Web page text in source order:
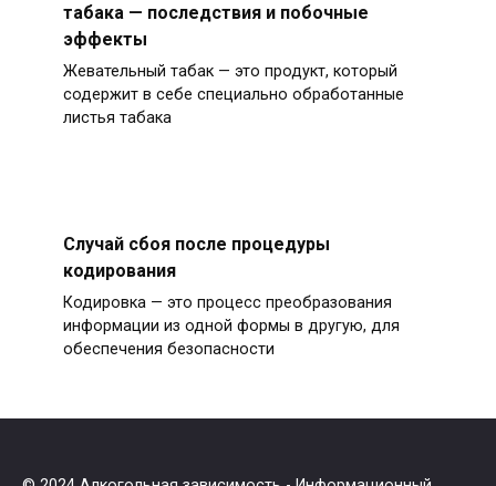
табака — последствия и побочные
эффекты
Жевательный табак — это продукт, который
содержит в себе специально обработанные
листья табака
Случай сбоя после процедуры
кодирования
Кодировка — это процесс преобразования
информации из одной формы в другую, для
обеспечения безопасности